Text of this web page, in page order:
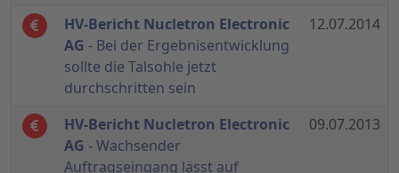
HV-Bericht Nucletron Electronic
AG - Bei der Ergebnisentwicklung
sollte die Talsohle jetzt
durchschritten sein
12.07.2014
HV-Bericht Nucletron Electronic
AG - Wachsender
Auftragseingang lässt auf
09.07.2013